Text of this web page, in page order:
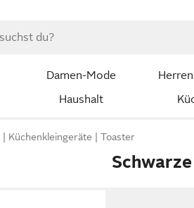
Damen-Mode
Haushalt
Küchenkleingeräte Toaster